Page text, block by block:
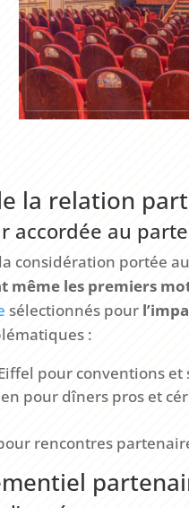
la relation
accordée au
considération portée
même les premiers
sélectionnés pour
:
pour conventions et
pour dîners pros et
rencontres